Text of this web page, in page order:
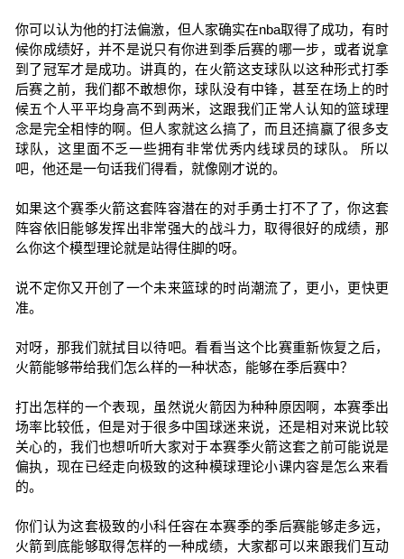
你可以认为他的打法偏激，但人家确实在nba取得了成功，有时
候你成绩好，并不是说只有你进到季后赛的哪一步，或者说拿
到了冠军才是成功。讲真的，在火箭这支球队以这种形式打季
后赛之前，我们都不敢想你，球队没有中锋，甚至在场上的时
候五个人平平均身高不到两米，这跟我们正常人认知的篮球理
念是完全相悖的啊。但人家就这么搞了，而且还搞赢了很多支
球队，这里面不乏一些拥有非常优秀内线球员的球队。 所以
吧，他还是一句话我们得看，就像刚才说的。
如果这个赛季火箭这套阵容潜在的对手勇士打不了了，你这套
阵容依旧能够发挥出非常强大的战斗力，取得很好的成绩，那
么你这个模型理论就是站得住脚的呀。
说不定你又开创了一个未来篮球的时尚潮流了，更小，更快更
准。
对呀，那我们就拭目以待吧。看看当这个比赛重新恢复之后，
火箭能够带给我们怎么样的一种状态，能够在季后赛中？
打出怎样的一个表现，虽然说火箭因为种种原因啊，本赛季出
场率比较低，但是对于很多中国球迷来说，还是相对来说比较
关心的，我们也想听听大家对于本赛季火箭这套之前可能说是
偏执，现在已经走向极致的这种模球理论小课内容是怎么来看
的。
你们认为这套极致的小科任容在本赛季的季后赛能够走多远，
火箭到底能够取得怎样的一种成绩，大家都可以来跟我们互动